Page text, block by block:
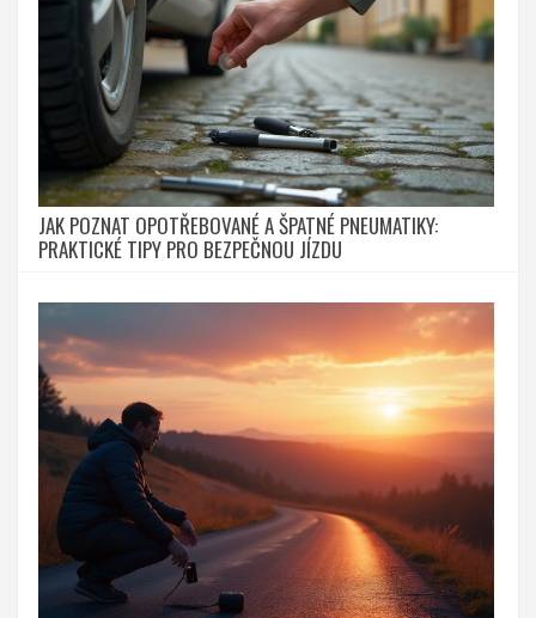
JAK POZNAT OPOTŘEBOVANÉ A ŠPATNÉ PNEUMATIKY:
PRAKTICKÉ TIPY PRO BEZPEČNOU JÍZDU